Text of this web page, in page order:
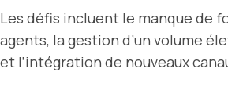
Les défis incluent le manque de
agents, la gestion d’un volume
et l’intégration de nouveaux